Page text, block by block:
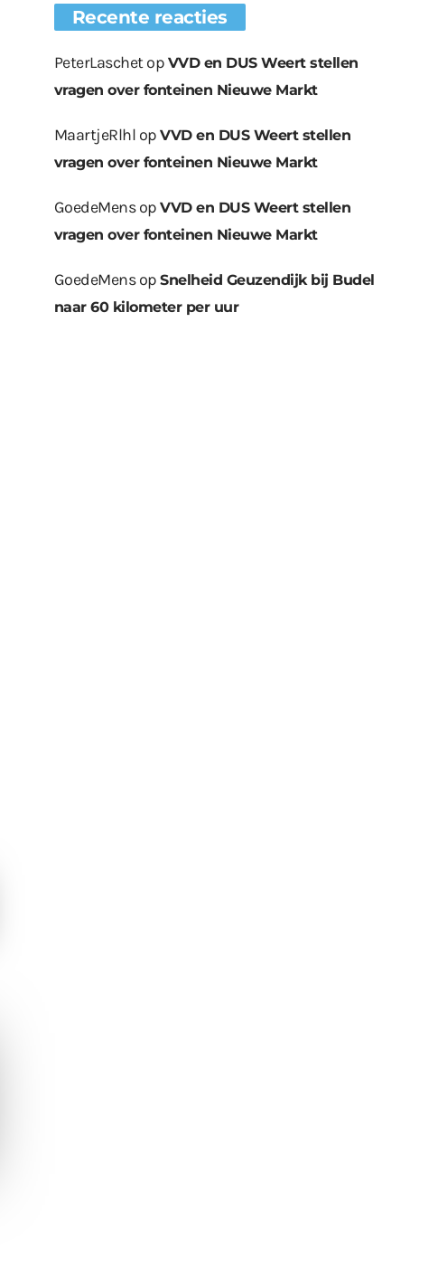
Recente reacties
PeterLaschetop VVD en DUS Weert stellen
vragen over fonteinen Nieuwe Markt
MaartjeRlhl opVVD en DUS Weert stellen
vragen over fonteinen Nieuwe Markt
GoedeMensopVVD en DUS Weert stellen
vragen over fonteinen Nieuwe Markt
GoedeMensopSnelheid Geuzendijk bij Budel
naar 60 kilometer per uur